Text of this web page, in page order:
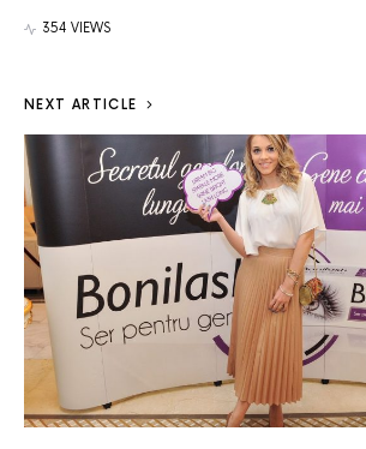
354 VIEWS
NEXT ARTICLE